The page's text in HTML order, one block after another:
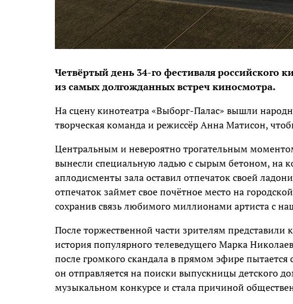
Четвёртый день 34-го фестиваля российского
из самых долгожданных встреч киносмотра.
На сцену кинотеатра «Выборг-Палас» вышли
творческая команда и режиссёр Анна Матисон,
Центральным и невероятно трогательным
вынесли специальную ладью с сырым бетоном, на
аплодисменты зала оставил отпечаток своей
отпечаток займет свое почётное место на
сохранив связь любимого миллионами артиста с
После торжественной части зрителям
история популярного телеведущего Марка
после громкого скандала в прямом эфире
он отправляется на поиски выпускницы детского
музыкальном конкурсе и стала причиной